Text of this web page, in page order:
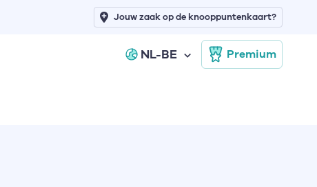
NL-BE Premium
Jouw zaak op de knooppuntenkaart?